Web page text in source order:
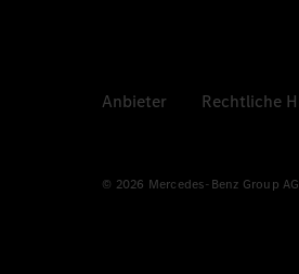
Anbieter Rechtliche
© 2026 Mercedes-Benz Group